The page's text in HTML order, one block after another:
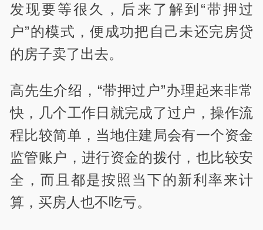
发现要等很久，后来了解到“带押过
户”的模式，便成功把自己未还完房贷
的房子卖了出去。
高先生介绍，“带押过户”办理起来非常
快，几个工作日就完成了过户，操作流
程比较简单，当地住建局会有一个资金
监管账户，进行资金的拨付，也比较安
全，而且都是按照当下的新利率来计
算，买房人也不吃亏。